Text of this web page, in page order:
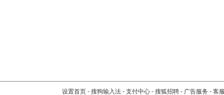
设置首页 - 搜狗输入法 - 支付中心 - 搜狐招聘 - 广告服务 - 客